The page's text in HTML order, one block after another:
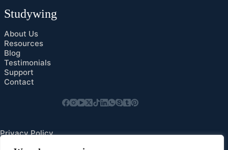
Studywing
About Us
Resources
Blog
Testimonials
Support
Contact
Privacy Policy